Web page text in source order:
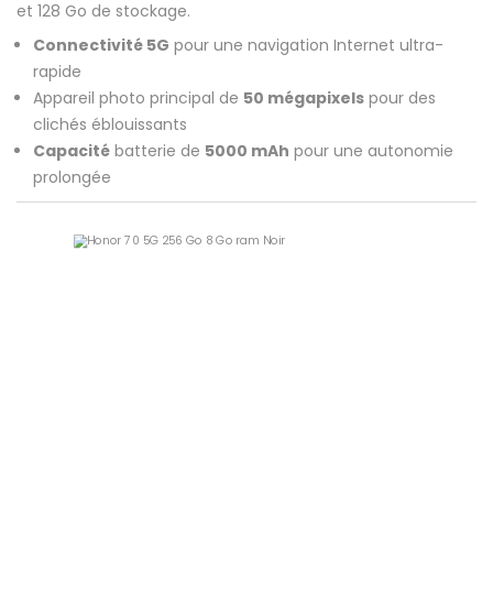
et 128 Go de stockage.
Connectivité 5G pour une navigation Internet ultra-
rapide
Appareil photo principal de 50 mégapixels pour des
clichés éblouissants
Capacité batterie de 5000 mAh pour une autonomie
prolongée